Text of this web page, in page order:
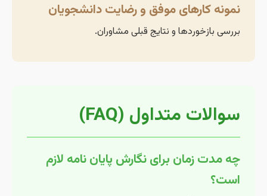
نمونه کارهای موفق و رضایت دانشجویان
بررسی بازخوردها و نتایج قبلی مشاوران.
سوالات متداول (FAQ)
چه مدت زمان برای نگارش پایان نامه لازم
است؟